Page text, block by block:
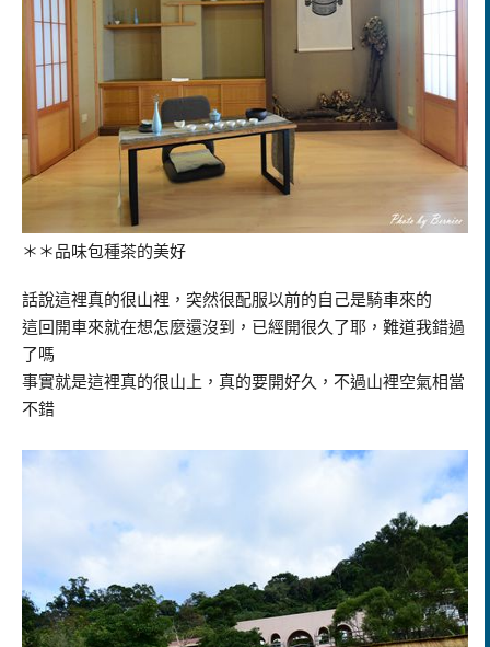
＊＊品味包種茶的美好
話說這裡真的很山裡，突然很配服以前的自己是騎車來的
這回開車來就在想怎麼還沒到，已經開很久了耶，難道我錯過
了嗎
事實就是這裡真的很山上，真的要開好久，不過山裡空氣相當
不錯